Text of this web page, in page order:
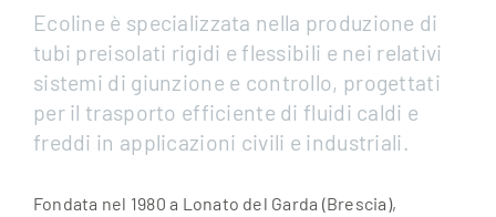
Ecoline è specializzata nella produzione di
tubi preisolati rigidi e flessibili e nei relativi
sistemi di giunzione e controllo, progettati
per il trasporto efficiente di fluidi caldi e
freddi in applicazioni civili e industriali.
Fondata nel 1980 a Lonato del Garda (Brescia),